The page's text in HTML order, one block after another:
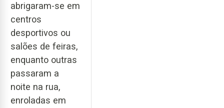
abrigaram-se em
centros
desportivos ou
salões de feiras,
enquanto outras
passaram a
noite na rua,
enroladas em